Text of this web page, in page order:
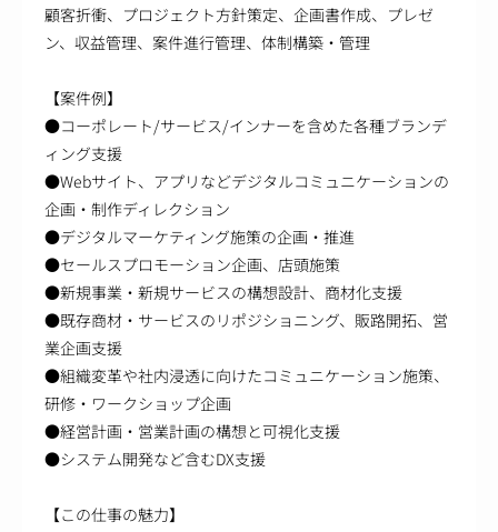
顧客折衝、プロジェクト方針策定、企画書作成、プレゼ
ン、収益管理、案件進行管理、体制構築・管理
【案件例】
●コーポレート/サービス/インナーを含めた各種ブランデ
ィング支援
●Webサイト、アプリなどデジタルコミュニケーションの
企画・制作ディレクション
●デジタルマーケティング施策の企画・推進
●セールスプロモーション企画、店頭施策
●新規事業・新規サービスの構想設計、商材化支援
●既存商材・サービスのリポジショニング、販路開拓、営
業企画支援
●組織変革や社内浸透に向けたコミュニケーション施策、
研修・ワークショップ企画
●経営計画・営業計画の構想と可視化支援
●システム開発など含むDX支援
【この仕事の魅力】